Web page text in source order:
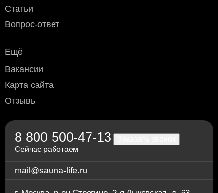
Безналичный расчёт
Дебетовой или кредитной пластиковой картой
предварительной заявке.
Через приложение Сбербанк онлайн
Статьи
Вопрос-ответ
Ещё
Вакансии
Карта сайта
Отзывы
8 800 500-47-13
Сейчас работаем
mail@sauna-life.ru